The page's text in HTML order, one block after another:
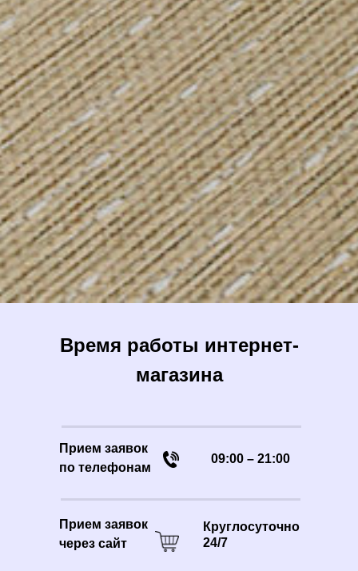
Время работы интернет-
магазина
Прием заявок
по телефонам
09:00 – 21:00
Прием заявок
через сайт
Круглосуточно
24/7